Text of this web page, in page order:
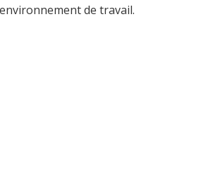
de travail.